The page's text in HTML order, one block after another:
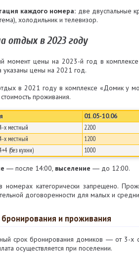
каждого номера: две двуспальные
холодильник и телевизор.
отдых в 2023 году
момент цены на 2023-й год в
указаны цены на 2021 год.
в 2021 году в комплексе «Домик у
проживания.
01.05-10.06
местный
2200
местный
1200
(без кухни)
1000
― после 14:00, выселение ― до 12:00.
номерах категорически запрещено.
договоренности для малых и
бронирования и проживания
срок бронирования домиков ― от 3-х
осуществляется при поселении.